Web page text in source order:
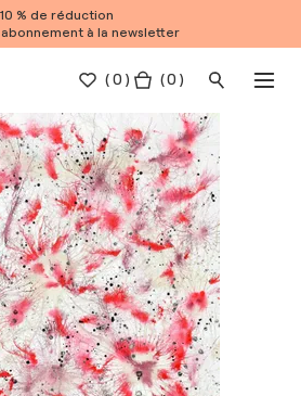
10 % de réduction
à la newsletter
(0 ) ( 0 )